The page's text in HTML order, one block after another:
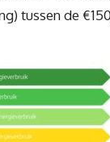
tussen de